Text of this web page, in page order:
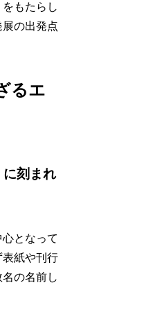
もたらし
の出発点
るエ
に刻まれ
心となって
紙や刊行
の名前し